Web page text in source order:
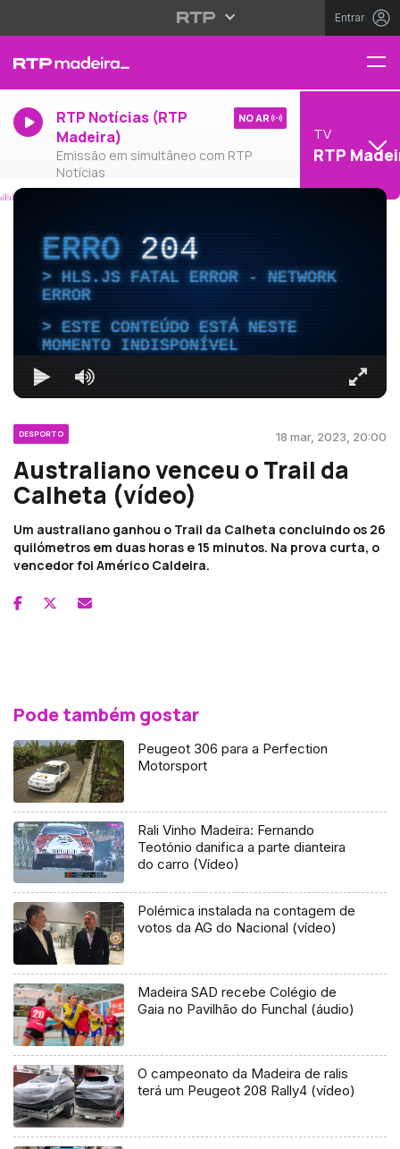
Entrar
RTP Notícias (RTP
Madeira)
Emissão em simultâneo com RTP
Notícias
NO AR
TV
RTP
ERRO204
HLS.JS FATAL ERROR - NETWORK
ERROR
ESTE CONTEÚDO ESTÁ NESTE
MOMENTO INDISPONÍVEL
DESPORTO 18 mar, 2023, 20:00
Australiano venceu o Trail da
Calheta (vídeo)
Um australiano ganhou o Trail da Calheta concluindo os 26
quilómetros em duas horas e 15 minutos. Na prova curta, o
vencedor foi Américo Caldeira.
Pode também gostar
Peugeot 306 para a Perfection
Motorsport
Rali Vinho Madeira: Fernando
Teotónio danifica a parte dianteira
do carro (Vídeo)
Polémica instalada na contagem de
votos da AG do Nacional (vídeo)
Madeira SAD recebe Colégio de
Gaia no Pavilhão do Funchal (áudio)
O campeonato da Madeira de ralis
terá um Peugeot 208 Rally4 (vídeo)